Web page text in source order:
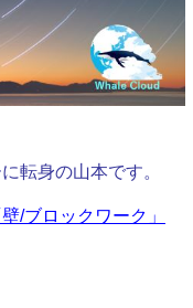
転身の山本です。
壁/ブロックワーク」